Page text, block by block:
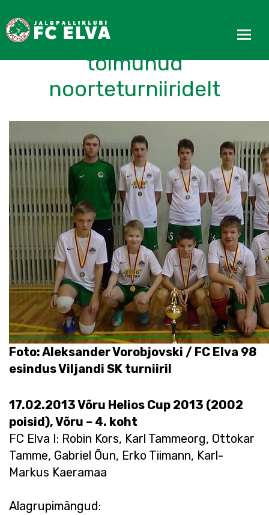
Kokkuvõtted veebruaris
toimunud
noorteturniiridelt
Foto: Aleksander Vorobjovski / FC Elva 98
esindus Viljandi SK turniiril
17.02.2013 Võru Helios Cup 2013 (2002
poisid), Võru – 4. koht
FC Elva I: Robin Kors, Karl Tammeorg, Ottokar
Tamme, Gabriel Õun, Erko Tiimann, Karl-
Markus Kaeramaa
Alagrupimängud: